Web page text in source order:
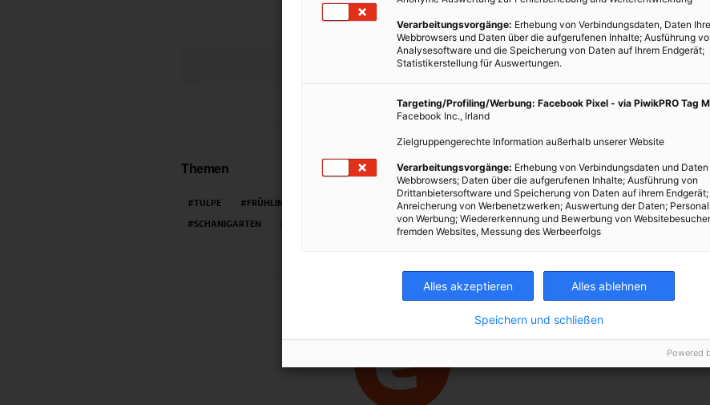
TWEET
Themen
TULPE FRÜHLING SOMMER SOMMERZEIT BLUME
MAIGLÖCKCHEN
SCHANIGARTEN
GÄNSEBLÜMCHEN SCHNEEGLÖCKCHEN
Verarbeitungsvorgänge: Erhebung von Verbindungsdaten, Daten
Webbrowsers und Daten über die aufgerufenen Inhalte; Ausführung
Analysesoftware und die Speicherung von Daten auf Ihrem Endgerät;
Statistikerstellung für Auswertungen.
Targeting/Profiling/Werbung: Facebook Pixel - via PiwikPRO Tag
Facebook Inc., Irland
Zielgruppengerechte Information außerhalb unserer Website
Verarbeitungsvorgänge: Erhebung von Verbindungsdaten und
Webbrowsers; Daten über die aufgerufenen Inhalte; Ausführung von
Drittanbietersoftware und Speicherung von Daten auf ihrem Endgerät;
Anreicherung von Werbenetzwerken; Auswertung der Daten;
von Werbung; Wiedererkennung und Bewerbung von
fremden Websites, Messung des Werbeerfolgs
Alles akzeptieren Alles ablehnen
Speichern und schließen
Powered